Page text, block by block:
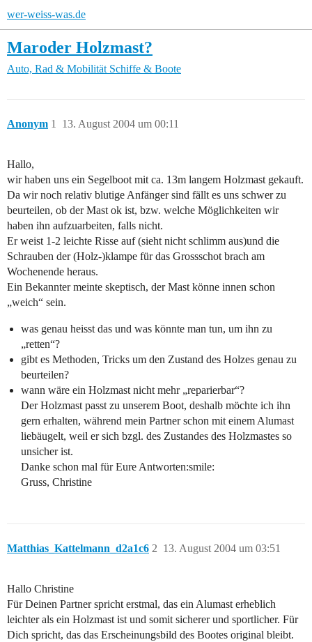
wer-weiss-was.de
Maroder Holzmast?
Auto, Rad & Mobilität Schiffe & Boote
Anonym 13. August 2004 um 00:11
1
Hallo,
wir haben uns ein Segelboot mit ca. 13m langem Holzmast gekauft.
Da wir noch relativ blutige Anfänger sind fällt es uns schwer zu
beurteilen, ob der Mast ok ist, bzw. welche Möglichkeiten wir
haben ihn aufzuarbeiten, falls nicht.
Er weist 1-2 leichte Risse auf (sieht nicht schlimm aus)und die
Schrauben der (Holz-)klampe für das Grossschot brach am
Wochenende heraus.
Ein Bekannter meinte skeptisch, der Mast könne innen schon
„weich“ sein.
was genau heisst das und was könnte man tun, um ihn zu
„retten“?
gibt es Methoden, Tricks um den Zustand des Holzes genau zu
beurteilen?
wann wäre ein Holzmast nicht mehr „reparierbar“?
Der Holzmast passt zu unserem Boot, deshalb möchte ich ihn
gern erhalten, während mein Partner schon mit einem Alumast
liebäugelt, weil er sich bzgl. des Zustandes des Holzmastes so
unsicher ist.
Danke schon mal für Eure Antworten:smile:
Gruss, Christine
Matthias_Kattelmann_d2a1c6 13. August 2004 um 03:51
2
Hallo Christine
Für Deinen Partner spricht erstmal, das ein Alumast erheblich
leichter als ein Holzmast ist und somit sicherer und sportlicher. Für
Dich spricht, das das Erscheinungsbild des Bootes original bleibt.